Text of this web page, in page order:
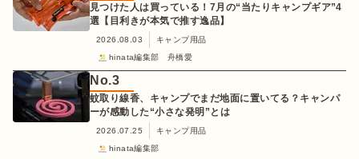
見つけた人は買っている！7月の“当たりキャンプギア”4
選【目利きが本気で推す逸品】
2026.08.03
キャンプ用品
hinata編集部 舟橋愛
No.3
蚊取り線香、キャンプでまだ地面に置いてる？キャンパ
ーが感動した“小さな発明”とは
2026.07.25
キャンプ用品
hinata編集部